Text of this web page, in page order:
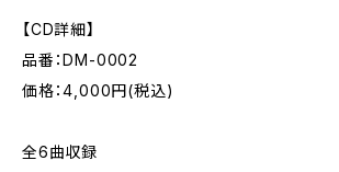
【CD詳細】
品番：DM-0002
価格：4,000円(税込)
全6曲収録